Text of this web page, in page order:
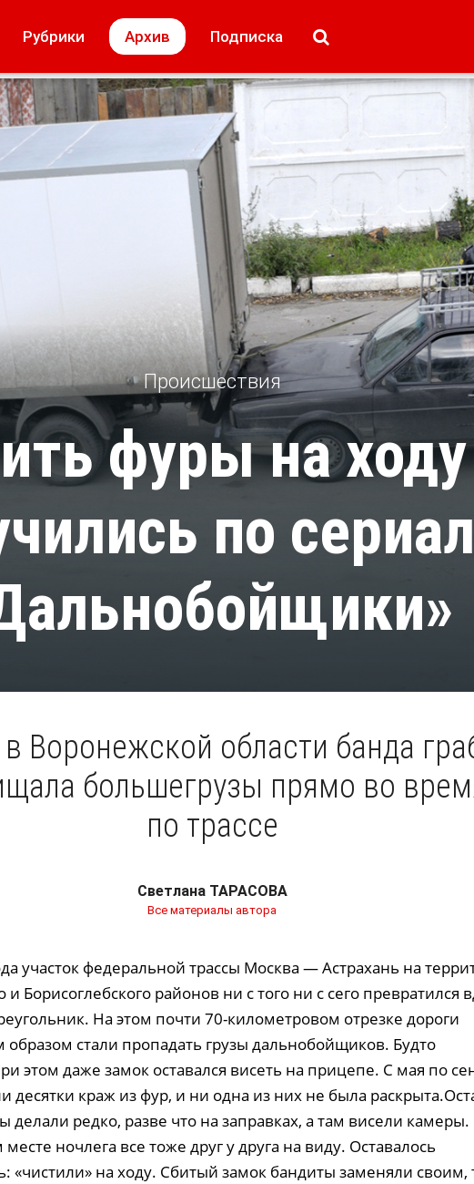
Рубрики Архив Подписка
МОЁ! Плюс Липецк
Образование + карьера
Свадьба недели
Происшествия
фуры на
по
Воронежской области банда
большегрузы прямо во
по трассе
Светлана ТАРАСОВА
Все материалы автора
участок федеральной трассы Москва — Астрахань на
и Борисоглебского районов ни с того ни с сего превратился
На этом почти 70-километровом отрезке дороги
стали пропадать грузы дальнобойщиков. Будто
этом даже замок оставался висеть на прицепе. С мая по
десятки краж из фур, и ни одна из них не была
редко, разве что на заправках, а там висели камеры.
ночлега все тоже друг у друга на виду. Оставалось
«чистили» на ходу. Сбитый замок бандиты заменяли своим,